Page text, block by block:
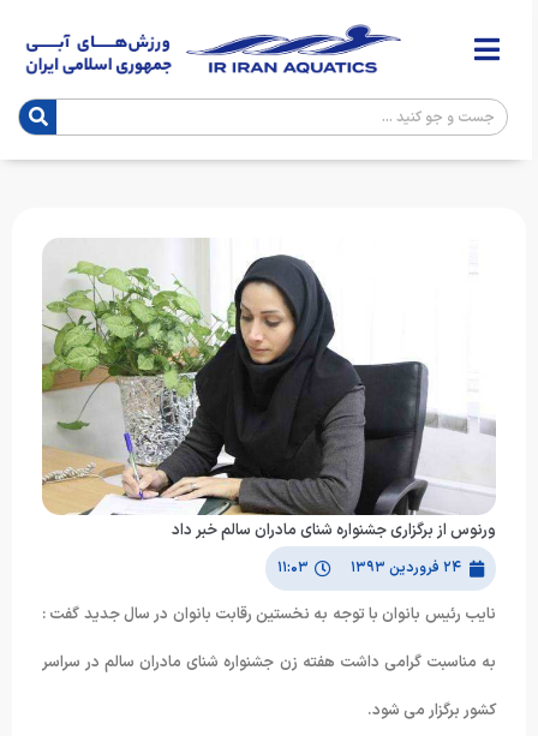
ورنوس از برگزاری جشنواره شنای مادران سالم خبر داد
۲۴ فروردین ۱۳۹۳ ۱۱:۰۳
نایب رئیس بانوان با توجه به نخستین رقابت بانوان در سال جدید گفت :
به مناسبت گرامی داشت هفته زن جشنواره شنای مادران سالم در سراسر
کشور برگزار می شود.